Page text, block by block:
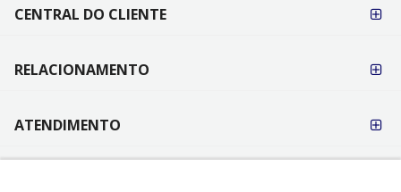
CENTRAL DO CLIENTE
RELACIONAMENTO
ATENDIMENTO